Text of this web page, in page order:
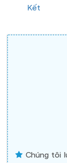
Kết
Chúng tôi